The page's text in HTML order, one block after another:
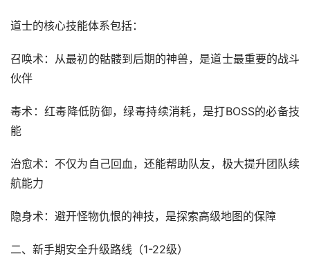
道士的核心技能体系包括：
召唤术：从最初的骷髅到后期的神兽，是道士最重要的战斗
伙伴
毒术：红毒降低防御，绿毒持续消耗，是打BOSS的必备技
能
治愈术：不仅为自己回血，还能帮助队友，极大提升团队续
航能力
隐身术：避开怪物仇恨的神技，是探索高级地图的保障
二、新手期安全升级路线（1-22级）